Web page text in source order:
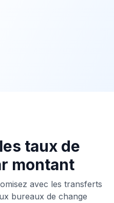
taux de
montant
avec les transferts
bureaux de change